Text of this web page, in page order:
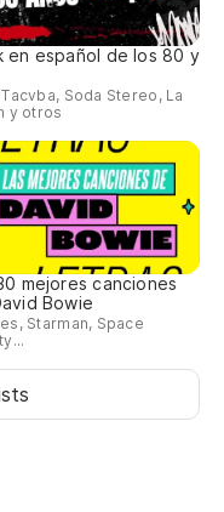
en español de los 80 y
Soda Stereo, La
y otros
mejores canciones
Bowie
Starman, Space